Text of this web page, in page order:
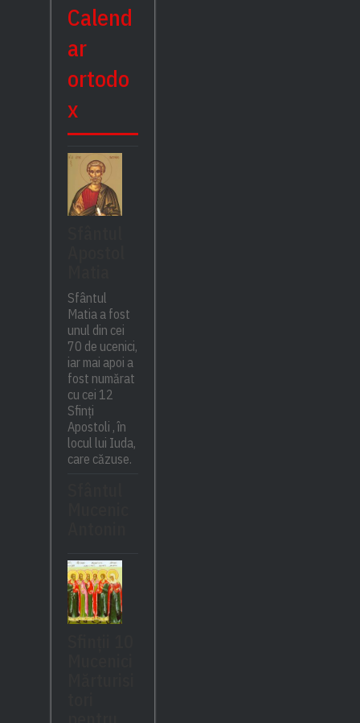
Calend
ar
ortodo
x
Sfântul
Matia a fost
unul din cei
70 de ucenici,
iar mai apoi a
fost numărat
cu cei 12
Sfinți
Apostoli , în
locul lui Iuda,
care căzuse.